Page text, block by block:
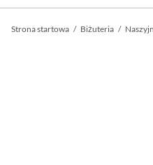
Strona startowa / Biżuteria /